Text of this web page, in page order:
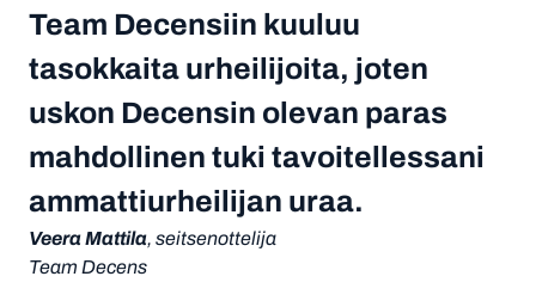
Team Decensiin kuuluu
tasokkaita urheilijoita, joten
uskon Decensin olevan paras
mahdollinen tuki tavoitellessani
ammattiurheilijan uraa.
Veera Mattila, seitsenottelija
Team Decens